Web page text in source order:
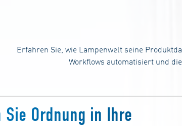
Erfahren Sie, wie Lampenwelt seine
Workflows automatisiert und
Sie Ordnung in Ihre